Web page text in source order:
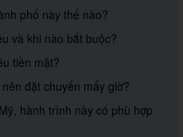
phố này thế nào?
và khi nào bắt buộc?
tiền mặt?
đặt chuyến mấy giờ?
hành trình này có phù hợp